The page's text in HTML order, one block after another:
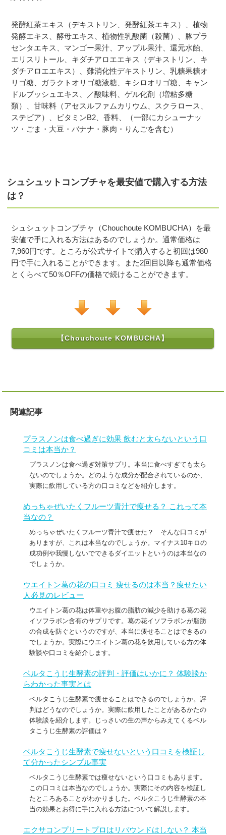
発酵紅茶エキス（デキストリン、発酵紅茶エキス）、植物
発酵エキス、酵母エキス、植物性乳酸菌（殺菌）、豚プラ
センタエキス、マンゴー果汁、アップル果汁、還元水飴、
エリスリトール、キダチアロエエキス（デキストリン、キ
ダチアロエエキス）、難消化性デキストリン、乳糖果糖オ
リゴ糖、ガラクトオリゴ糖液糖、キシロオリゴ糖、キャン
ドルブッシュエキス、／酸味料、ゲル化剤（増粘多糖
類）、甘味料（アセスルファムカリウム、スクラロース、
ステビア）、ビタミンB2、香料、（一部にカシューナッ
ツ・ごま・大豆・バナナ・豚肉・りんごを含む）
シュシュットコンブチャを最安値で購入する方法
は？
シュシュットコンブチャ（Chouchoute KOMBUCHA）を最
安値で手に入れる方法はあるのでしょうか。通常価格は
7,960円です。ところが公式サイトで購入すると初回は980
円で手に入れることができます。また2回目以降も通常価格
とくらべて50％OFFの価格で続けることができます。
【Chouchoute KOMBUCHA】
関連記事
プラスノンは食べ過ぎに効果 飲むと太らないという口
コミは本当か？
プラスノンは食べ過ぎ対策サプリ。本当に食べすぎても太ら
ないのでしょうか。どのような成分が配合されているのか、
実際に飲用している方の口コミなどを紹介します。
めっちゃぜいたくフルーツ青汁で痩せる？ これって本
当なの？
めっちゃぜいたくフルーツ青汁で痩せた？ そんな口コミが
ありますが、これは本当なのでしょうか。マイナス10キロの
成功例や我慢しないでできるダイエットというのは本当なの
でしょうか。
ウエイトン葛の花の口コミ 痩せるのは本当？痩せたい
人必見のレビュー
ウエイトン葛の花は体重やお腹の脂肪の減少を助ける葛の花
イソフラボン含有のサプリです。葛の花イソフラボンが脂肪
の合成を防ぐというのですが、本当に痩せることはできるの
でしょうか。実際にウエイトン葛の花を飲用している方の体
験談や口コミを紹介します。
ベルタこうじ生酵素の評判・評価はいかに？ 体験談か
らわかった事実とは
ベルタこうじ生酵素で痩せることはできるのでしょうか。評
判はどうなのでしょうか。実際に飲用したことがあるかたの
体験談を紹介します。じっさいの生の声からみえてくるベル
タこうじ生酵素の評価は？
ベルタこうじ生酵素で痩せないという口コミを検証し
て分かったシンプル事実
ベルタこうじ生酵素では痩せないという口コミもあります。
この口コミは本当なのでしょうか。実際にその内容を検証し
たところあることがわかりました。ベルタこうじ生酵素の本
当の効果とお得に手に入れる方法について解説します。
エクサコンプリートプロはリバウンドはしない？ 本当